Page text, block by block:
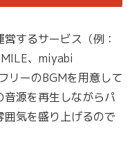
するサービス（例：
、miyabi
ーのBGMを用意して
源を再生しながらパ
気を盛り上げるので